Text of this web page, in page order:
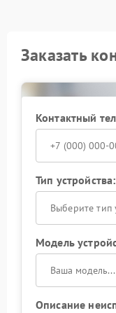
Заказать
Контактный
Тип устройства:
Выберите тип
Модель
Описание